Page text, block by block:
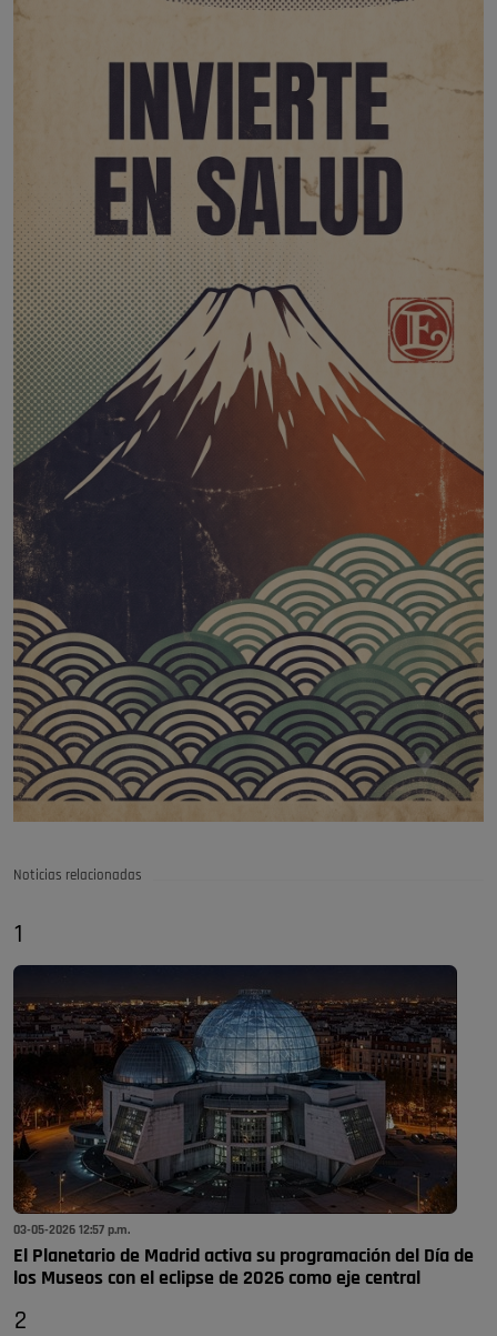
Noticias relacionadas
1
03-05-2026 12:57 p.m.
El Planetario de Madrid activa su programación del Día de
los Museos con el eclipse de 2026 como eje central
2